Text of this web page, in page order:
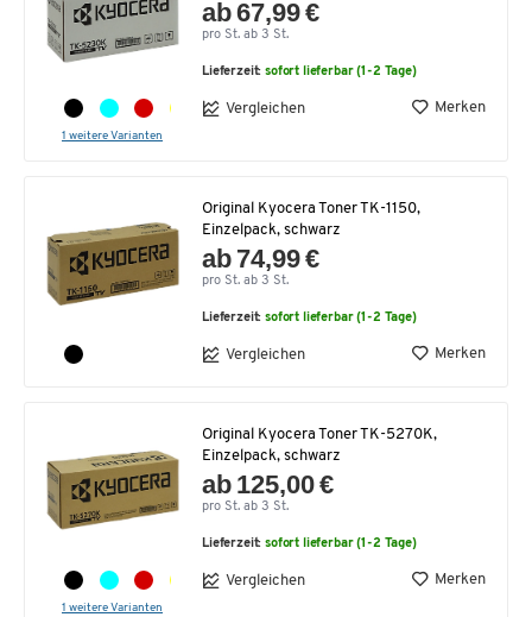
1 weitere Varianten
ab 67,99 €
pro St. ab 3 St.
Lieferzeit:sofort lieferbar (1-2 Tage)
Vergleichen Merken
Original Kyocera Toner TK-1150,
Einzelpack, schwarz
ab 74,99 €
pro St. ab 3 St.
Lieferzeit:sofort lieferbar (1-2 Tage)
Vergleichen Merken
1 weitere Varianten
Original Kyocera Toner TK-5270K,
Einzelpack, schwarz
ab 125,00 €
pro St. ab 3 St.
Lieferzeit:sofort lieferbar (1-2 Tage)
Vergleichen Merken